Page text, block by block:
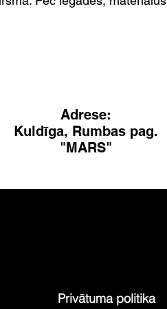
Adrese:
Kuldīga, Rumbas pag.
"MARS"
Privātuma politika